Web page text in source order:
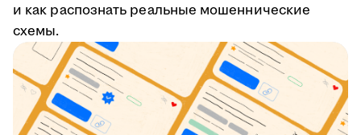
и как распознать реальные мошеннические
схемы.